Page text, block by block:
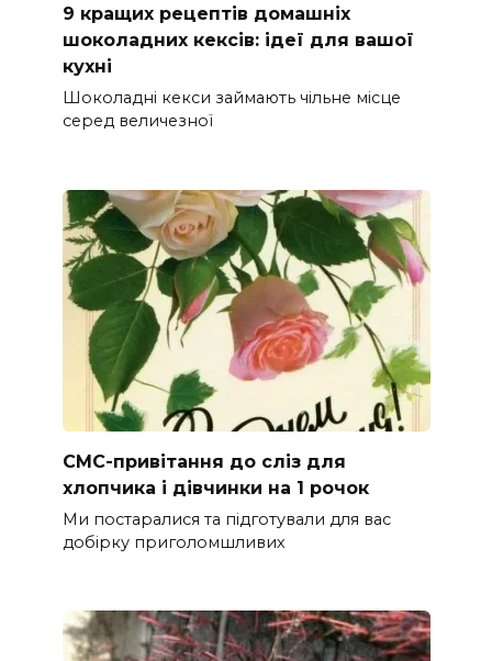
9 кращих рецептів домашніх
шоколадних кексів: ідеї для вашої
кухні
Шоколадні кекси займають чільне місце
серед величезної
СМС-привітання до сліз для
хлопчика і дівчинки на 1 рочок
Ми постаралися та підготували для вас
добірку приголомшливих